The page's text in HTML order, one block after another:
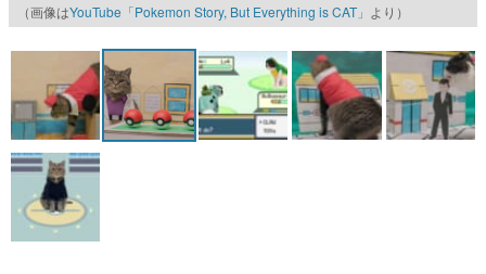
マンガ
女性向け
アプリレビュー
その他
電ファミニコゲーマーとは？
運営：株式会社マレ
（画像はYouTube「Pokemon Story, But Everything is CAT」 より）